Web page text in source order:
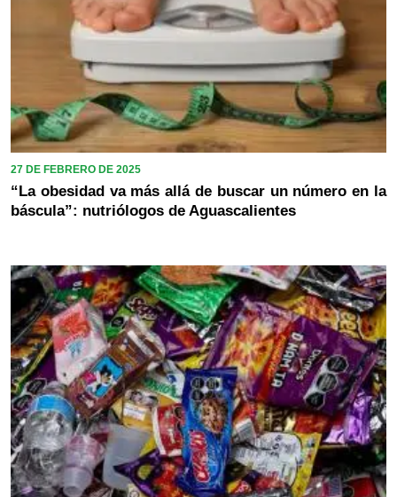
27 DE FEBRERO DE 2025
“La obesidad va más allá de buscar un número en la
báscula”: nutriólogos de Aguascalientes